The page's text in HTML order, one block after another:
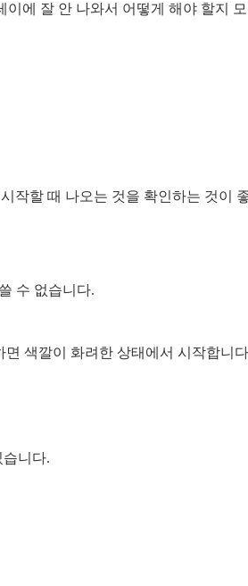
에 잘 안 나와서 어떻게 해야 할지
작할 때 나오는 것을 확인하는 것이
수 없습니다.
색깔이 화려한 상태에서 시작합니
니다.